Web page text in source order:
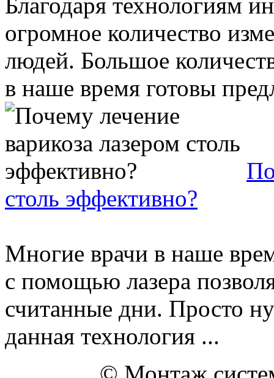
огромное количество
людей. Большое
в наше время готовы
столь эффективно?
Многие врачи в наше
с помощью лазера
считанные дни. Просто
данная технология ...